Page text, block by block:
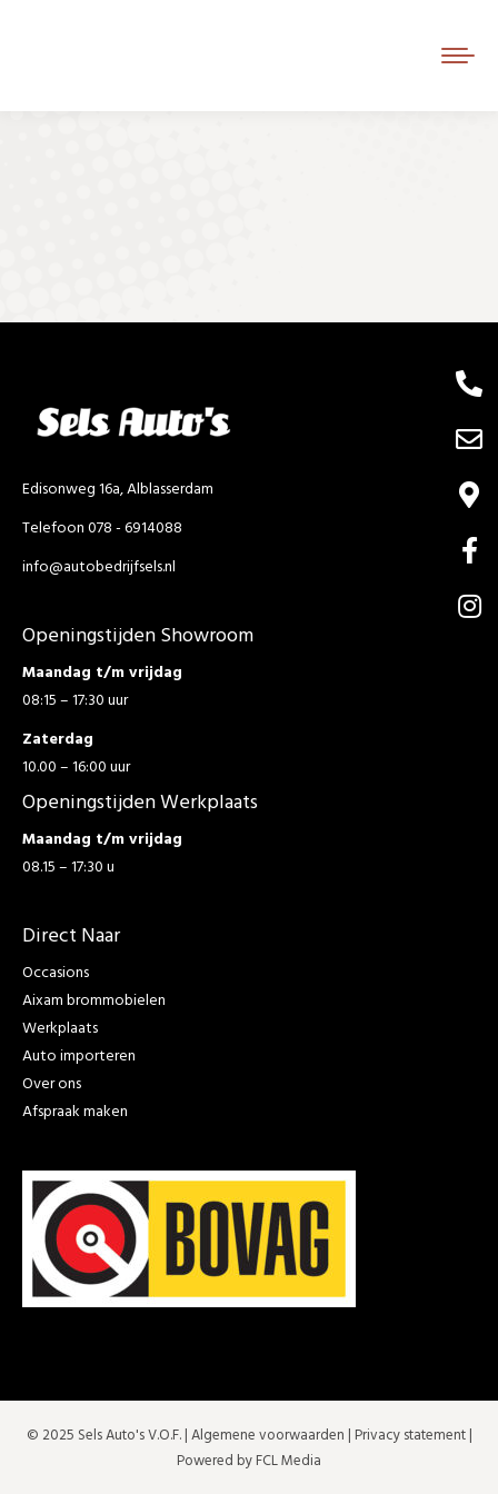
Edisonweg 16a, Alblasserdam
Telefoon 078 - 6914088
info@autobedrijfsels.nl
Openingstijden Showroom
Maandag t/m vrijdag
08:15 – 17:30 uur
Zaterdag
10.00 – 16:00 uur
Openingstijden Werkplaats
Maandag t/m vrijdag
08.15 – 17:30 u
Direct Naar
Occasions
Aixam brommobielen
Werkplaats
Auto importeren
Over ons
Afspraak maken
© 2025 Sels Auto's V.O.F. |Algemene voorwaarden | Privacy statement|
Powered by FCL Media